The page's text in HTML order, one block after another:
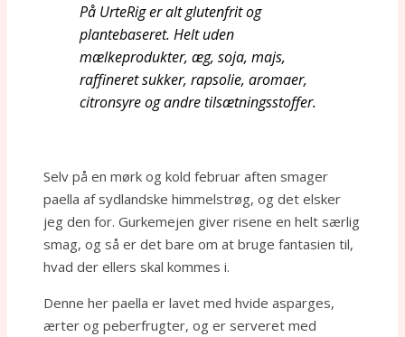
På UrteRig er alt glutenfrit og
plantebaseret. Helt uden
mælkeprodukter, æg, soja, majs,
raffineret sukker, rapsolie, aromaer,
citronsyre og andre tilsætningsstoffer.
Selv på en mørk og kold februar aften smager
paella af sydlandske himmelstrøg, og det elsker
jeg den for. Gurkemejen giver risene en helt særlig
smag, og så er det bare om at bruge fantasien til,
hvad der ellers skal kommes i.
Denne her paella er lavet med hvide asparges,
ærter og peberfrugter, og er serveret med